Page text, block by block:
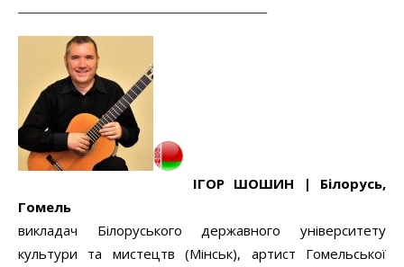
ІГОР ШОШИН |
Білорусь,
Гомель
викладач Білоруського державного університету
культури та мистецтв (Мінськ), артист Гомельської